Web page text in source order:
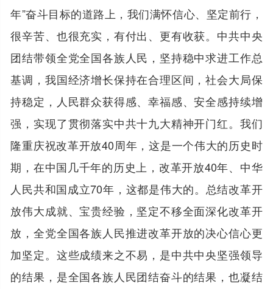
年”奋斗目标的道路上，我们满怀信心、坚定前行，
很辛苦、也很充实，有付出、更有收获。中共中央
团结带领全党全国各族人民，坚持稳中求进工作总
基调，我国经济增长保持在合理区间，社会大局保
持稳定，人民群众获得感、幸福感、安全感持续增
强，实现了贯彻落实中共十九大精神开门红。我们
隆重庆祝改革开放40周年，这是一个伟大的历史时
期，在中国几千年的历史上，改革开放40年、中华
人民共和国成立70年，这都是伟大的。总结改革开
放伟大成就、宝贵经验，坚定不移全面深化改革开
放，全党全国各族人民推进改革开放的决心信心更
加坚定。这些成绩来之不易，是中共中央坚强领导
的结果，是全国各族人民团结奋斗的结果，也凝结